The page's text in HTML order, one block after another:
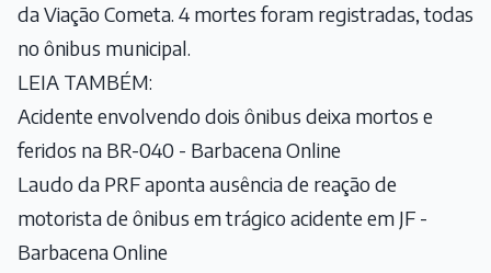
da Viação Cometa. 4 mortes foram registradas, todas
no ônibus municipal.
LEIA TAMBÉM:
Acidente envolvendo dois ônibus deixa mortos e
feridos na BR-040 - Barbacena Online
Laudo da PRF aponta ausência de reação de
motorista de ônibus em trágico acidente em JF -
Barbacena Online